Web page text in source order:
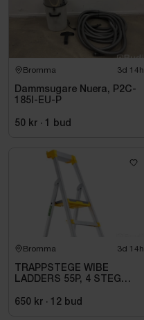
Bromma 3d 14h
Dammsugare Nuera, P2C-
185I-EU-P
50 kr · 1 bud
Bromma 3d 14h
TRAPPSTEGE WIBE
LADDERS 55P, 4 STEG
650 kr · 12 bud